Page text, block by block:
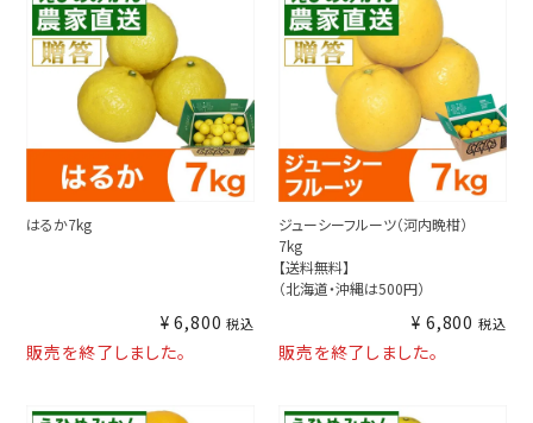
はるか7kg
¥ 6,800 税込
販売を終了しました。
ジューシーフルーツ（河内晩柑）
7kg
【送料無料】
（北海道・沖縄は500円）
¥ 6,800 税込
販売を終了しました。